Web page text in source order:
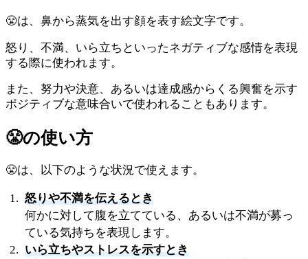
😤は、鼻から蒸気を出す顔を表す絵文字です。
怒り、不満、いら立ちといったネガティブな感情を表現
する際に使われます。
また、努力や決意、あるいは達成感からくる興奮を示す
ポジティブな意味合いで使われることもあります。
😤の使い方
😤は、以下のような状況で使えます。
怒りや不満を伝えるとき
何かに対して腹を立てている、あるいは不満が募っ
ている気持ちを表現します。
いら立ちやストレスを示すとき